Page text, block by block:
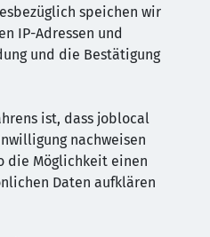
speichen wir
IP-Adressen und
und die Bestätigung
ist, dass joblocal
nachweisen
die Möglichkeit einen
Daten aufklären